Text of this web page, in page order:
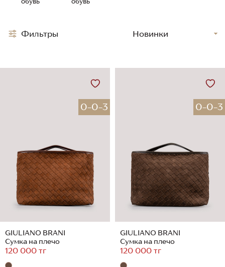
0-0-3
GIULIANO BRANI
Сумка на плечо
120 000 тг
0-0-3
GIULIANO BRANI
Сумка на плечо
120 000 тг
Фильтры